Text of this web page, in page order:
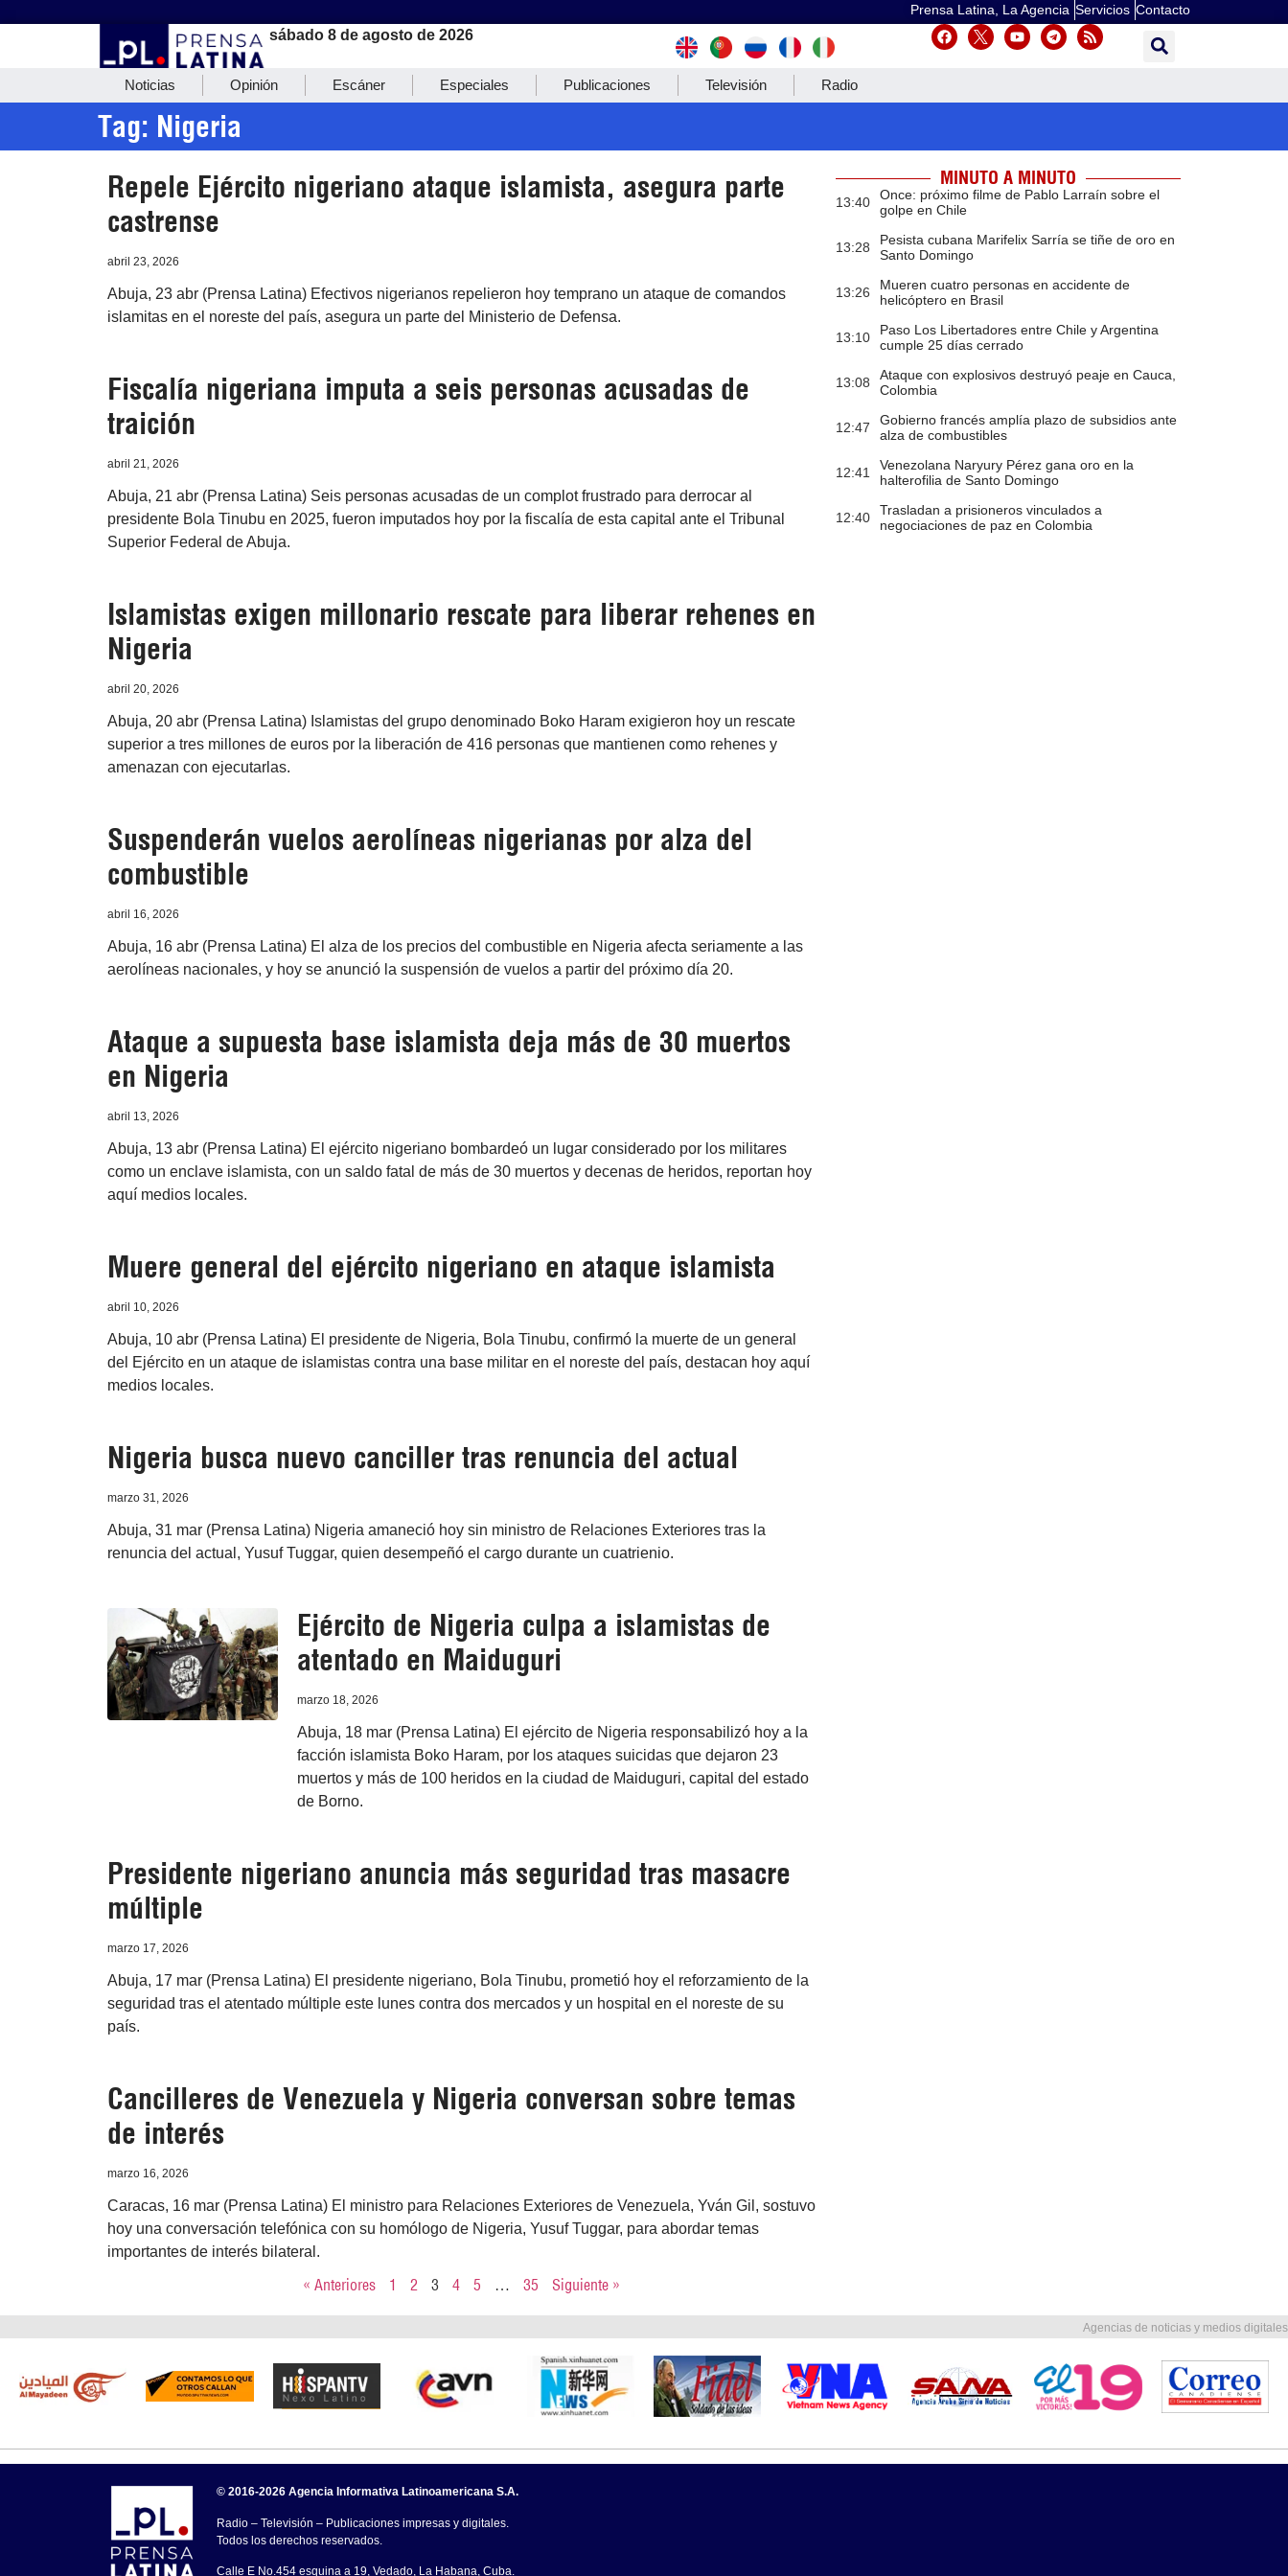
Prensa Latina, La Agencia Servicios Contacto
sábado 8 de agosto de 2026
Noticias Opinión Escáner Especiales Publicaciones Televisión Radio
Tag: Nigeria
Repele Ejército nigeriano ataque islamista, asegura parte
castrense
abril 23, 2026
Abuja, 23 abr (Prensa Latina) Efectivos nigerianos repelieron hoy temprano un ataque de comandos
islamitas en el noreste del país, asegura un parte del Ministerio de Defensa.
Fiscalía nigeriana imputa a seis personas acusadas de
traición
abril 21, 2026
Abuja, 21 abr (Prensa Latina) Seis personas acusadas de un complot frustrado para derrocar al
presidente Bola Tinubu en 2025, fueron imputados hoy por la fiscalía de esta capital ante el Tribunal
Superior Federal de Abuja.
Islamistas exigen millonario rescate para liberar rehenes en
Nigeria
abril 20, 2026
Abuja, 20 abr (Prensa Latina) Islamistas del grupo denominado Boko Haram exigieron hoy un rescate
superior a tres millones de euros por la liberación de 416 personas que mantienen como rehenes y
amenazan con ejecutarlas.
Suspenderán vuelos aerolíneas nigerianas por alza del
combustible
abril 16, 2026
Abuja, 16 abr (Prensa Latina) El alza de los precios del combustible en Nigeria afecta seriamente a las
aerolíneas nacionales, y hoy se anunció la suspensión de vuelos a partir del próximo día 20.
Ataque a supuesta base islamista deja más de 30 muertos
en Nigeria
abril 13, 2026
Abuja, 13 abr (Prensa Latina) El ejército nigeriano bombardeó un lugar considerado por los militares
como un enclave islamista, con un saldo fatal de más de 30 muertos y decenas de heridos, reportan hoy
aquí medios locales.
Muere general del ejército nigeriano en ataque islamista
abril 10, 2026
Abuja, 10 abr (Prensa Latina) El presidente de Nigeria, Bola Tinubu, confirmó la muerte de un general
del Ejército en un ataque de islamistas contra una base militar en el noreste del país, destacan hoy aquí
medios locales.
Nigeria busca nuevo canciller tras renuncia del actual
marzo 31, 2026
Abuja, 31 mar (Prensa Latina) Nigeria amaneció hoy sin ministro de Relaciones Exteriores tras la
renuncia del actual, Yusuf Tuggar, quien desempeñó el cargo durante un cuatrienio.
Ejército de Nigeria culpa a islamistas de
atentado en Maiduguri
marzo 18, 2026
Abuja, 18 mar (Prensa Latina) El ejército de Nigeria responsabilizó hoy a la
facción islamista Boko Haram, por los ataques suicidas que dejaron 23
muertos y más de 100 heridos en la ciudad de Maiduguri, capital del estado
de Borno.
Presidente nigeriano anuncia más seguridad tras masacre
múltiple
marzo 17, 2026
Abuja, 17 mar (Prensa Latina) El presidente nigeriano, Bola Tinubu, prometió hoy el reforzamiento de la
seguridad tras el atentado múltiple este lunes contra dos mercados y un hospital en el noreste de su
país.
Cancilleres de Venezuela y Nigeria conversan sobre temas
de interés
marzo 16, 2026
Caracas, 16 mar (Prensa Latina) El ministro para Relaciones Exteriores de Venezuela, Yván Gil, sostuvo
hoy una conversación telefónica con su homólogo de Nigeria, Yusuf Tuggar, para abordar temas
importantes de interés bilateral.
« Anteriores 1 2 3 4 5 … 35 Siguiente »
MINUTO A MINUTO
13:40
Once: próximo filme de Pablo Larraín sobre el
golpe en Chile
13:28
Pesista cubana Marifelix Sarría se tiñe de oro en
Santo Domingo
13:26
Mueren cuatro personas en accidente de
helicóptero en Brasil
13:10
Paso Los Libertadores entre Chile y Argentina
cumple 25 días cerrado
13:08
Ataque con explosivos destruyó peaje en Cauca,
Colombia
12:47
Gobierno francés amplía plazo de subsidios ante
alza de combustibles
12:41
Venezolana Naryury Pérez gana oro en la
halterofilia de Santo Domingo
12:40
Trasladan a prisioneros vinculados a
negociaciones de paz en Colombia
Agencias de noticias y medios digitales
© 2016-2026 Agencia Informativa Latinoamericana S.A.
Radio – Televisión – Publicaciones impresas y digitales.
Todos los derechos reservados.
Calle E No.454 esquina a 19, Vedado, La Habana, Cuba.